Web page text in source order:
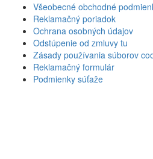
Všeobecné obchodné
Reklamačný poriadok
Ochrana osobných údajov
Odstúpenie od zmluvy tu
Zásady používania súborov
Reklamačný formulár
Podmienky súťaže